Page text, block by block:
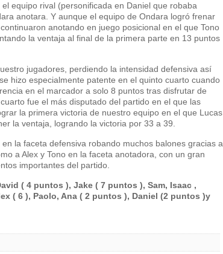
equipo rival (personificada en Daniel que robaba
anotara. Y aunque el equipo de Ondara logró frenar
anotando en juego posicional en el que Tono
la ventaja al final de la primera parte en 13 puntos
jugadores, perdiendo la intensidad defensiva así
hizo especialmente patente en el quinto cuarto cuando
en el marcador a solo 8 puntos tras disfrutar de
fue el más disputado del partido en el que las
la primera victoria de nuestro equipo en el que Lucas
la ventaja, logrando la victoria por 33 a 39.
la faceta defensiva robando muchos balones gracias a
a Alex y Tono en la faceta anotadora, con un gran
importantes del partido.
( 4 puntos ), Jake ( 7 puntos ), Sam, Isaac ,
( 6 ), Paolo, Ana ( 2 puntos ), Daniel (2 puntos )y